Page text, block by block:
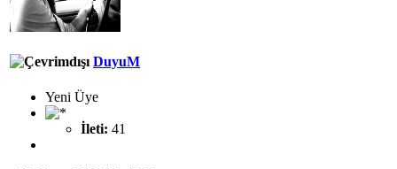
DuyuM
Yeni Üye
İleti: 41